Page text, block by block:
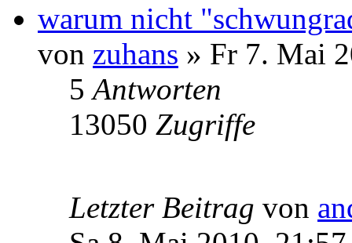
warum nicht
von zuhans » Fr 7. Mai
5Antworten
13050 Zugriffe
Letzter Beitrag von